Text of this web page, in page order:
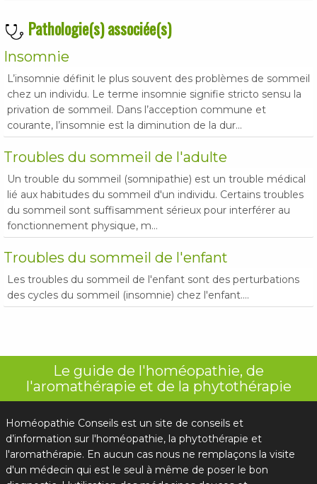
Pathologie(s) associée(s)
Insomnie
L’insomnie définit le plus souvent des problèmes de sommeil
chez un individu. Le terme insomnie signifie stricto sensu la
privation de sommeil. Dans l’acception commune et
courante, l’insomnie est la diminution de la dur...
Troubles du sommeil de l'adulte
Un trouble du sommeil (somnipathie) est un trouble médical
lié aux habitudes du sommeil d'un individu. Certains troubles
du sommeil sont suffisamment sérieux pour interférer au
fonctionnement physique, m...
Troubles du sommeil de l'enfant
Les troubles du sommeil de l'enfant sont des perturbations
des cycles du sommeil (insomnie) chez l'enfant....
Le guide de l'homéopathie, de
l'aromathérapie et de la phytothérapie
Homéopathie Conseils est un site de conseils et
d’information sur l'homéopathie, la phytothérapie et
l'aromathérapie. En aucun cas nous ne remplaçons la visite
d'un médecin qui est le seul à même de poser le bon